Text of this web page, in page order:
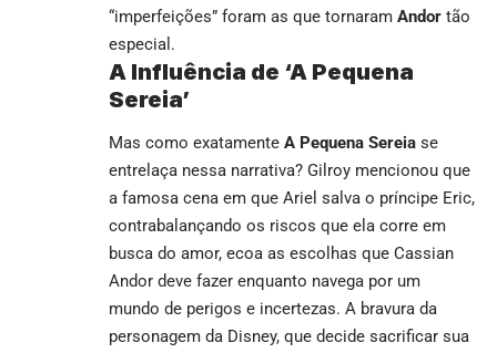
“imperfeições” foram as que tornaram Andor tão
especial.
A Influência de ‘A Pequena
Sereia’
Mas como exatamente A Pequena Sereia se
entrelaça nessa narrativa? Gilroy mencionou que
a famosa cena em que Ariel salva o príncipe Eric,
contrabalançando os riscos que ela corre em
busca do amor, ecoa as escolhas que Cassian
Andor deve fazer enquanto navega por um
mundo de perigos e incertezas. A bravura da
personagem da Disney, que decide sacrificar sua